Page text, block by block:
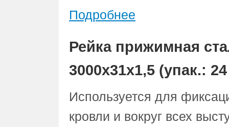
Подробнее
Рейка прижимная
3000х31х1,5 (упак.:
Используется для
кровли и вокруг всех